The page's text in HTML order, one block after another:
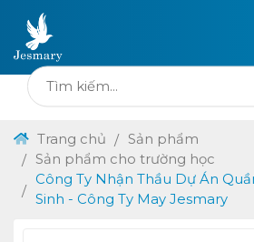
Trang chủ
Sản phẩm
Sản phẩm cho trường học
Công Ty Nhận Thầu Dự Án
Sinh - Công Ty May Jesmary